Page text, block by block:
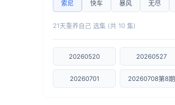
索尼 快车 暴风 无尽
21天重养自己 选集 (共 10 集)
20260520 20260527
20260701 20260708第8期